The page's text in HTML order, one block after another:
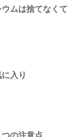
ウムは捨てなくて
入り
の注意点